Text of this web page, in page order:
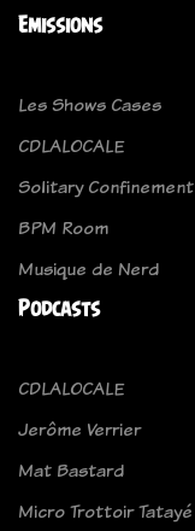
Emissions
Les Shows Cases
CDLALOCALE
Solitary Confinement
BPM Room
Musique de Nerd
Podcasts
CDLALOCALE
Jerôme Verrier
Mat Bastard
Micro Trottoir Tatayé